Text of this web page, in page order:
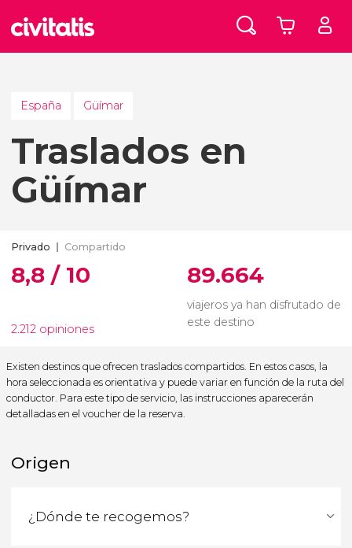
España Güímar
Traslados en
Güímar
Privado Compartido
8,8 / 10
2.212 opiniones
89.664
viajeros ya han disfrutado de
este destino
Existen destinos que ofrecen traslados compartidos. En estos casos, la
hora seleccionada es orientativa y puede variar en función de la ruta del
conductor. Para este tipo de servicio, las instrucciones aparecerán
detalladas en el voucher de la reserva.
Origen